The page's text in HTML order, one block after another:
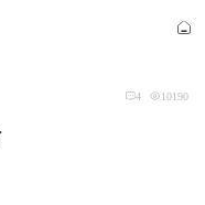
4 10190